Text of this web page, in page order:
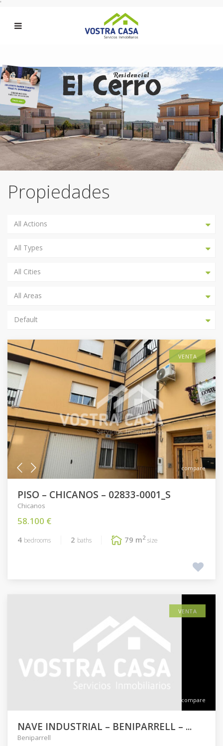
'
Residencial
El Cerro
Propiedades
All Actions
All Types
All Cities
All Areas
Default
compare
VENTA
PISO – CHICANOS – 02833-0001_S
Chicanos
58.100 €
4 bedrooms 2 baths 79 m2 size
compare
VENTA
NAVE INDUSTRIAL – BENIPARRELL – ...
Beniparrell